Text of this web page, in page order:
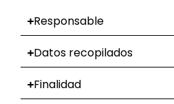
Responsable
Datos recopilados
Finalidad